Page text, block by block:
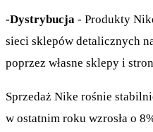
-Dystrybucja - Produkty
sieci sklepów detalicznych
poprzez własne sklepy i
Sprzedaż Nike rośnie
w ostatnim roku wzrosła o